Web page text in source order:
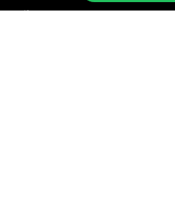
Jl. Sanggar Kencana